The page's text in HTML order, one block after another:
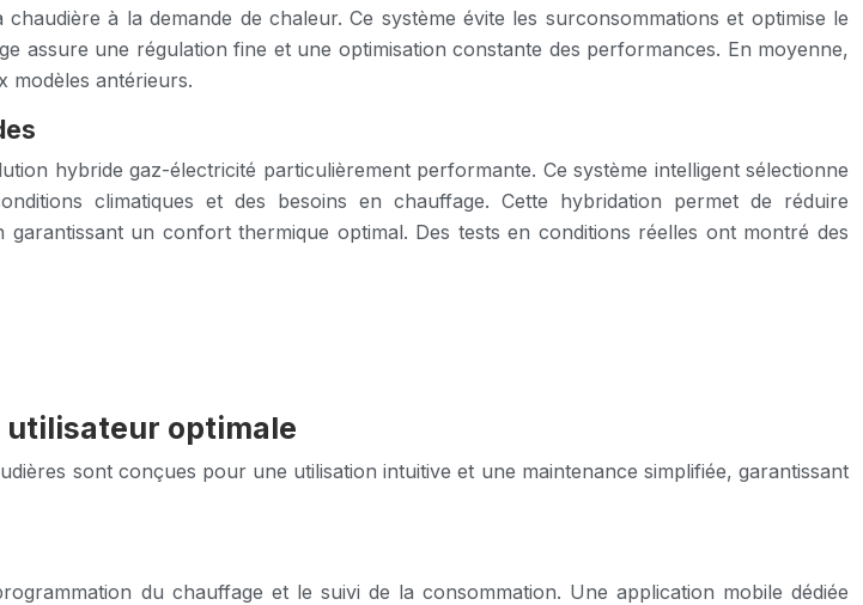
à la demande de chaleur. Ce système évite les surconsommations et optimise le
assure une régulation fine et une optimisation constante des performances. En moyenne,
modèles antérieurs.
hybride gaz-électricité particulièrement performante. Ce système intelligent sélectionne
climatiques et des besoins en chauffage. Cette hybridation permet de réduire
un confort thermique optimal. Des tests en conditions réelles ont montré des
utilisateur optimale
sont conçues pour une utilisation intuitive et une maintenance simplifiée, garantissant
du chauffage et le suivi de la consommation. Une application mobile dédiée